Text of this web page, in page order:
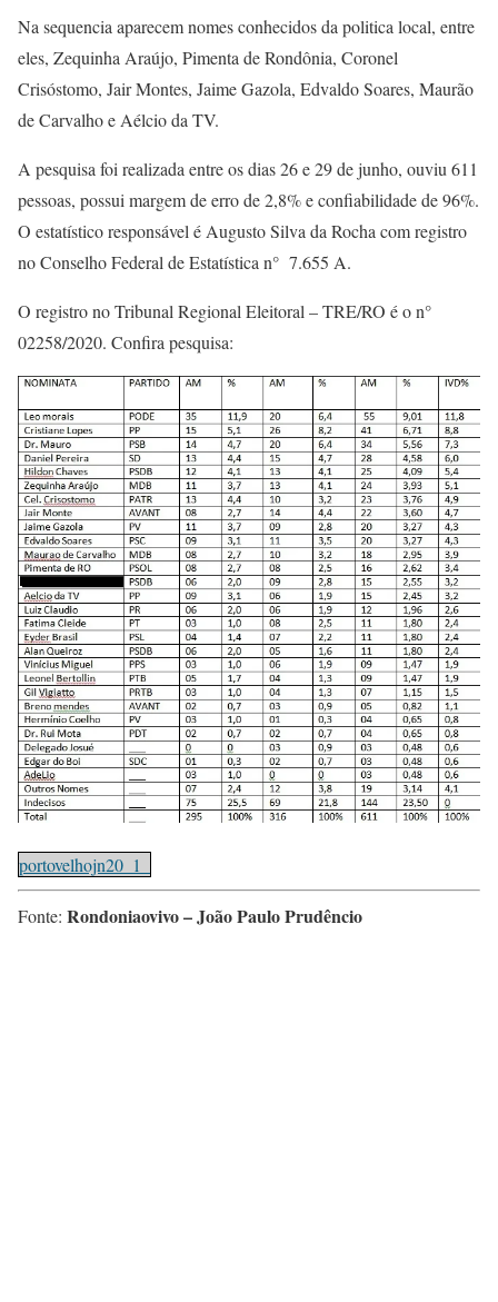
Na sequencia aparecem nomes conhecidos da politica local, entre
eles, Zequinha Araújo, Pimenta de Rondônia, Coronel
Crisóstomo, Jair Montes, Jaime Gazola, Edvaldo Soares, Maurão
de Carvalho e Aélcio da TV.
A pesquisa foi realizada entre os dias 26 e 29 de junho, ouviu 611
pessoas, possui margem de erro de 2,8% e confiabilidade de 96%.
O estatístico responsável é Augusto Silva da Rocha com registro
no Conselho Federal de Estatística n° 7.655 A.
O registro no Tribunal Regional Eleitoral – TRE/RO é o n°
02258/2020. Confira pesquisa:
portovelhojn20_1_
Fonte: Rondoniaovivo – João Paulo Prudêncio